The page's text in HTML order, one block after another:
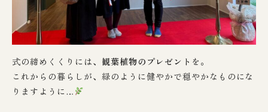
式の締めくくりには、 観葉植物のプレゼント を。
これからの暮らしが、緑のように健やかで穏やかなものにな
りますように…